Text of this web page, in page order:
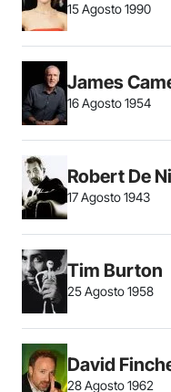
15 Agosto 1990
James
16 Agosto 1954
Robert De
17 Agosto 1943
Tim Burton
25 Agosto 1958
David
28 Agosto 1962